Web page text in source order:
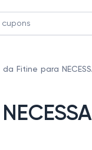
Fitine para